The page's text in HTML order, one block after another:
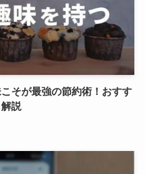
そが最強の節約術！おすす
説